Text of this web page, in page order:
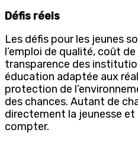
Défis réels
Les défis pour les jeunes
l’emploi de qualité, coût
transparence des
éducation adaptée aux
protection de
des chances. Autant de
directement la jeunesse
compter.